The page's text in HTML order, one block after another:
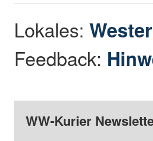
Lokales:
Feedback:
WW-Kurier